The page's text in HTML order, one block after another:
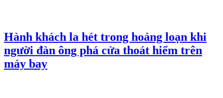
Hành khách la hét trong hoảng loạn khi
người đàn ông phá cửa thoát hiểm trên
máy bay